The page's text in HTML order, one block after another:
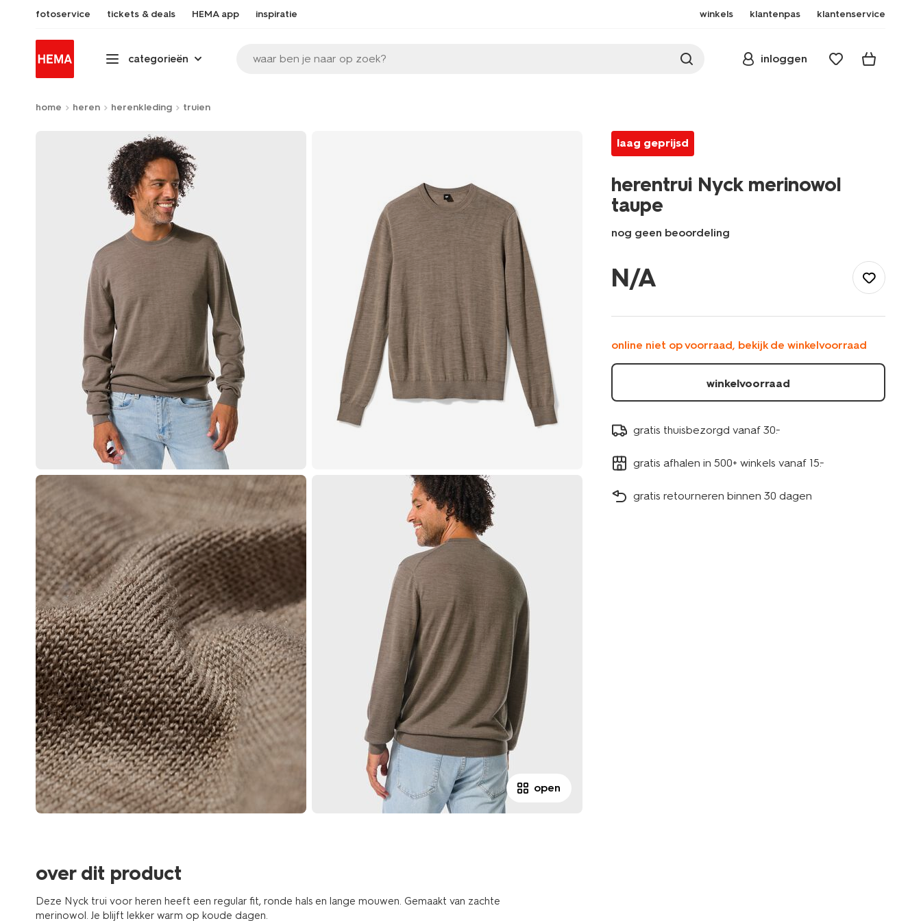
fotoservice tickets & deals HEMA app inspiratie winkels klantenpas klantenservice
categorieën waar ben je naar op zoek? inloggen
home heren herenkleding truien
open
over dit product
Deze Nyck trui voor heren heeft een regular fit, ronde hals en lange mouwen. Gemaakt van zachte
merinowol. Je blijft lekker warm op koude dagen.
laag geprijsd
herentrui Nyck merinowol
taupe
nog geen beoordeling
merinowol-
taupe-
N/A
online niet op voorraad, bekijk de winkelvoorraad
winkelvoorraad
gratis thuisbezorgd vanaf 30.-
gratis afhalen in 500+ winkels vanaf 15.-
gratis retourneren binnen 30 dagen